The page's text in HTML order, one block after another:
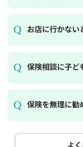
お店に行かない
保険相談に子ど
保険を無理に勧
よ